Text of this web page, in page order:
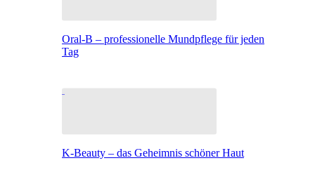
Oral-B – professionelle Mundpflege für jeden
Tag
K-Beauty – das Geheimnis schöner Haut